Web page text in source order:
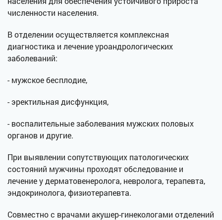
численности населения.
В отделении осуществляется комплексная
диагностика и лечение уроандрологических
заболеваний:
- мужское бесплодие,
- эректильная дисфункция,
- воспалительные заболевания мужских половых
органов и другие.
При выявлении сопутствующих патологических
состояний мужчины проходят обследование и
лечение у дерматовенеролога, невролога, терапевта,
эндокринолога, физиотерапевта.
Совместно с врачами акушер-гинекологами отделений